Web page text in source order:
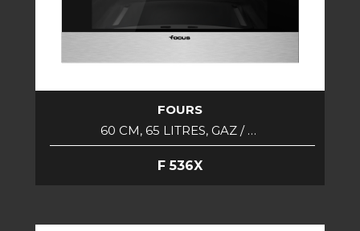
FOURS
60 CM, 65 LITRES, GAZ / …
F 536X